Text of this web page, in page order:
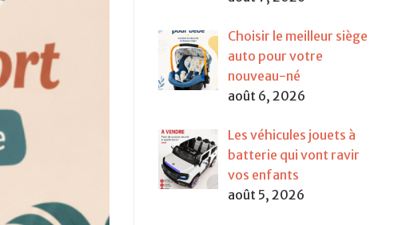
Choisir le meilleur siège
auto pour votre
nouveau-né
août 6, 2026
Les véhicules jouets à
batterie qui vont ravir
vos enfants
août 5, 2026